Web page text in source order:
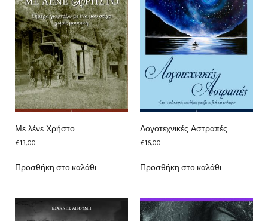
Με λένε Χρήστο
€13,00
Προσθήκη στο καλάθι
Λογοτεχνικές Αστραπές
€16,00
Προσθήκη στο καλάθι